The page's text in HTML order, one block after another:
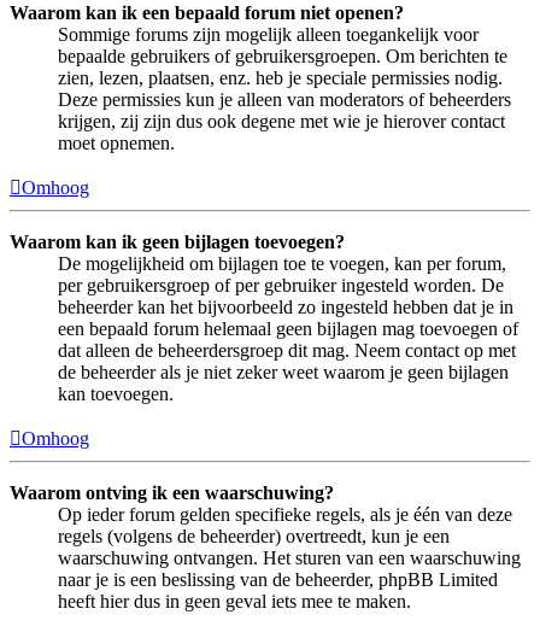
Waarom kan ik een bepaald forum niet openen?
Sommige forums zijn mogelijk alleen toegankelijk voor
bepaalde gebruikers of gebruikersgroepen. Om berichten te
zien, lezen, plaatsen, enz. heb je speciale permissies nodig.
Deze permissies kun je alleen van moderators of beheerders
krijgen, zij zijn dus ook degene met wie je hierover contact
moet opnemen.
Omhoog
Waarom kan ik geen bijlagen toevoegen?
De mogelijkheid om bijlagen toe te voegen, kan per forum,
per gebruikersgroep of per gebruiker ingesteld worden. De
beheerder kan het bijvoorbeeld zo ingesteld hebben dat je in
een bepaald forum helemaal geen bijlagen mag toevoegen of
dat alleen de beheerdersgroep dit mag. Neem contact op met
de beheerder als je niet zeker weet waarom je geen bijlagen
kan toevoegen.
Omhoog
Waarom ontving ik een waarschuwing?
Op ieder forum gelden specifieke regels, als je één van deze
regels (volgens de beheerder) overtreedt, kun je een
waarschuwing ontvangen. Het sturen van een waarschuwing
naar je is een beslissing van de beheerder, phpBB Limited
heeft hier dus in geen geval iets mee te maken.